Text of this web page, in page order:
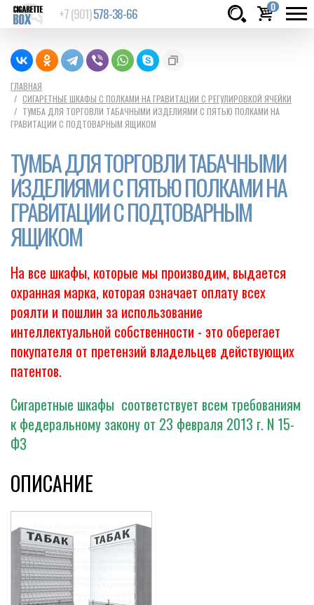
+7 (901)578-38-66 0
руб.
ГЛАВНАЯ
СИГАРЕТНЫЕ ШКАФЫ С ПОЛКАМИ НА ГРАВИТАЦИИ С РЕГУЛИРОВКОЙ ЯЧЕЙКИ
ТУМБА ДЛЯ ТОРГОВЛИ ТАБАЧНЫМИ ИЗДЕЛИЯМИ С ПЯТЬЮ ПОЛКАМИ НА
ГРАВИТАЦИИ С ПОДТОВАРНЫМ ЯЩИКОМ
ТУМБА ДЛЯ ТОРГОВЛИ ТАБАЧНЫМИ
ИЗДЕЛИЯМИ С ПЯТЬЮ ПОЛКАМИ НА
ГРАВИТАЦИИ С ПОДТОВАРНЫМ
ЯЩИКОМ
На все шкафы, которые мы производим, выдается
охранная марка, которая означает оплату всех
роялти и пошлин за использование
интеллектуальной собственности - это оберегает
покупателя от претензий владельцев действующих
патентов.
Сигаретные шкафы соответствует всем требованиям
к федеральному закону от 23 февраля 2013 г. N 15-
ФЗ
ОПИСАНИЕ